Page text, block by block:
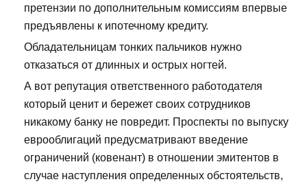
претензии по дополнительным комиссиям впервые
предъявлены к ипотечному кредиту.
Обладательницам тонких пальчиков нужно
отказаться от длинных и острых ногтей.
А вот репутация ответственного работодателя
который ценит и бережет своих сотрудников
никакому банку не повредит. Проспекты по выпуску
еврооблигаций предусматривают введение
ограничений (ковенант) в отношении эмитентов в
случае наступления определенных обстоятельств,